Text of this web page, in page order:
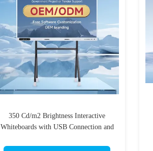
350 Cd/m2 Brightness Interactive
Whiteboards with USB Connection and